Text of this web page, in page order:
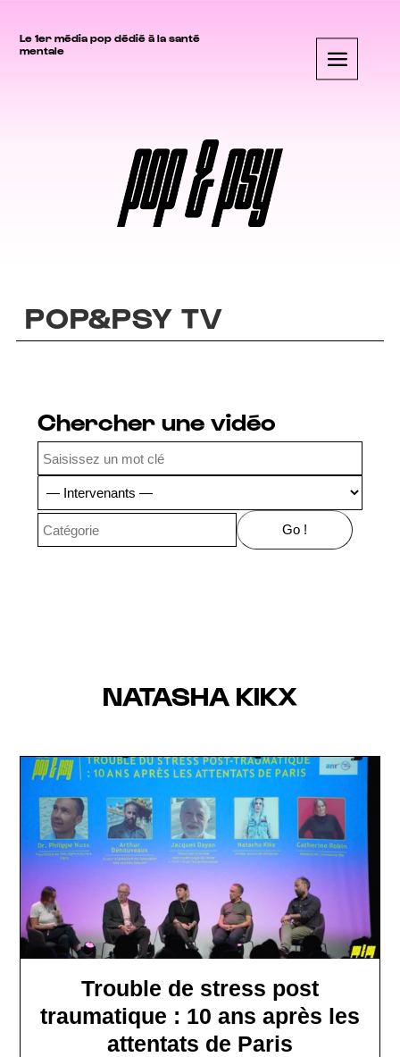
Le 1er média pop dédié à la santé
mentale
POP&PSY TV
Chercher une vidéo
NATASHA KIKX
Trouble de stress post
traumatique : 10 ans après les
attentats de Paris